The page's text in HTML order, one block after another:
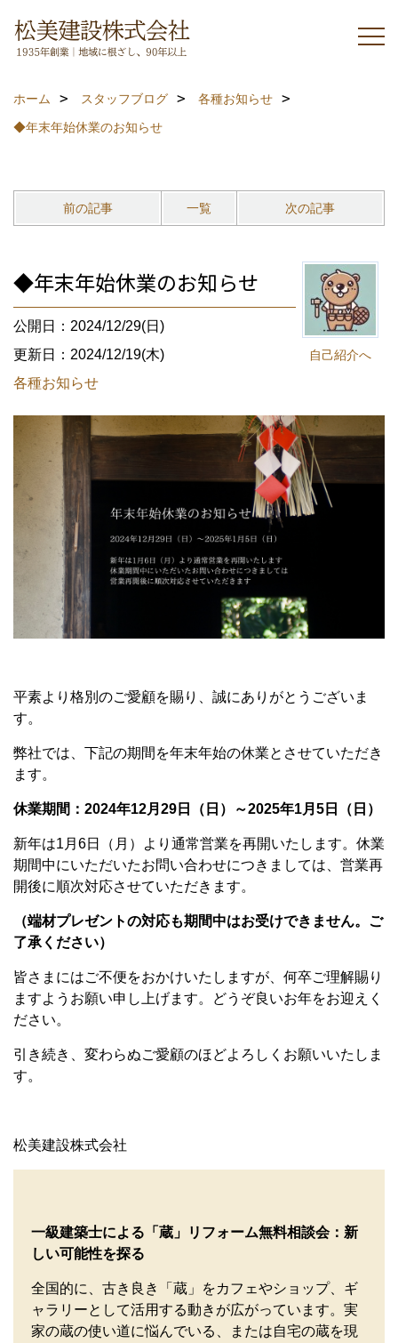
ホーム スタッフブログ
各種お知らせ
◆年末年始休業のお知らせ
前の記事 一覧 次の記事
自己紹介へ
◆年末年始休業のお知らせ
公開日：2024/12/29(日)
更新日：2024/12/19(木)
各種お知らせ
平素より格別のご愛顧を賜り、誠にありがとうございま
す。
弊社では、下記の期間を年末年始の休業とさせていただき
ます。
休業期間：2024年12月29日（日）～2025年1月5日（日）
新年は1月6日（月）より通常営業を再開いたします。休業
期間中にいただいたお問い合わせにつきましては、営業再
開後に順次対応させていただきます。
（端材プレゼントの対応も期間中はお受けできません。ご
了承ください）
皆さまにはご不便をおかけいたしますが、何卒ご理解賜り
ますようお願い申し上げます。どうぞ良いお年をお迎えく
ださい。
引き続き、変わらぬご愛顧のほどよろしくお願いいたしま
す。
松美建設株式会社
一級建築士による「蔵」リフォーム無料相談会：新
しい可能性を探る
全国的に、古き良き「蔵」をカフェやショップ、ギ
ャラリーとして活用する動きが広がっています。実
家の蔵の使い道に悩んでいる、または自宅の蔵を現